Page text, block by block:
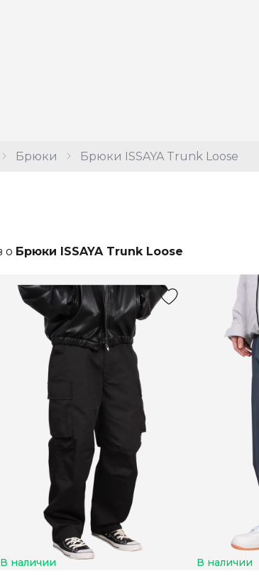
Брюки Брюки ISSAYA Trunk Loose
о Брюки ISSAYA Trunk Loose
В наличии В наличии